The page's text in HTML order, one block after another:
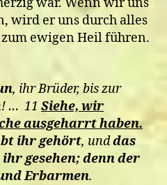
wird er uns durch alles
ewigen Heil führen.
, ihr Brüder, bis zur
… 11 Siehe, wir
ausgeharrt haben.
ihr gehört, unddas
gesehen; denn der
Erbarmen.